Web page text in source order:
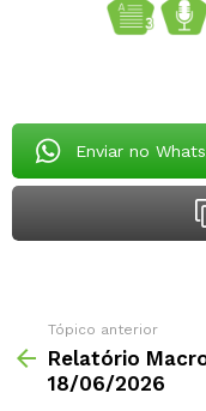
Enviar no
Tópico anterior
Relatório
18/06/2026